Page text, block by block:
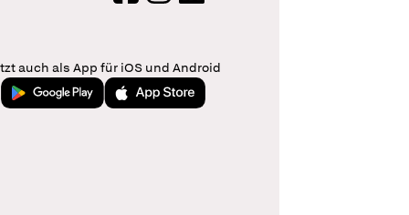
auch als App für iOS und Android
Jetzt bei Google PlayLaden im App Store